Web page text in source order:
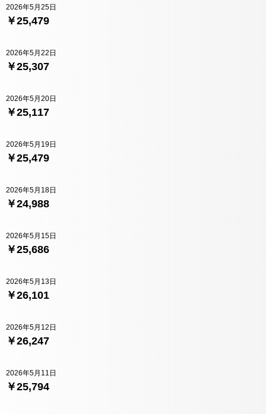
￥25,479
2026年5月25日
￥25,307
2026年5月22日
￥25,117
2026年5月20日
￥25,479
2026年5月19日
￥24,988
2026年5月18日
￥25,686
2026年5月15日
￥26,101
2026年5月13日
￥26,247
2026年5月12日
￥25,794
2026年5月11日